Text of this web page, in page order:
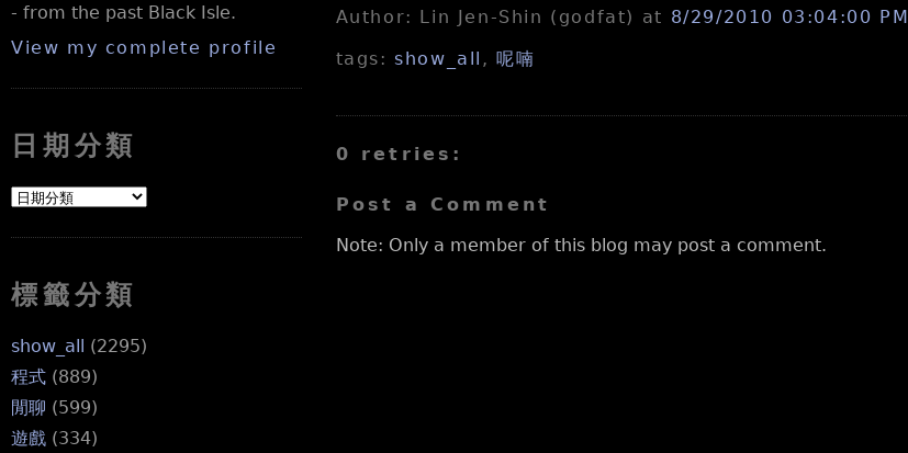
- from the past Black Isle.
View my complete profile
日期分類
標籤分類
show_all (2295)
程式 (889)
閒聊 (599)
遊戲 (334)
Author: Lin Jen-Shin (godfat) at 8/29/2010 03:04:00 PM
tags:show_all ,呢喃
0 retries:
Post a Comment
Note: Only a member of this blog may post a comment.